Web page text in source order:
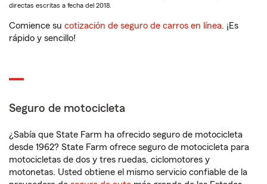
directas escritas a fecha del 2018.
Comience su cotización de seguro de carros en línea. ¡Es
rápido y sencillo!
Seguro de motocicleta
¿Sabía que State Farm ha ofrecido seguro de motocicleta
desde 1962? State Farm ofrece seguro de motocicleta para
motocicletas de dos y tres ruedas, ciclomotores y
motonetas. Usted obtiene el mismo servicio confiable de la